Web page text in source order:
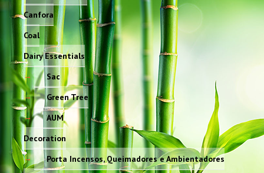
Canfora
Coal
Dairy Essentials
Sac
Green Tree
AUM
Decoration
Porta Incensos, Queimadores e Ambientadores